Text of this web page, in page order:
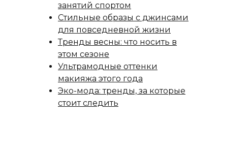
занятий спортом
Стильные образы с джинсами
для повседневной жизни
Тренды весны: что носить в
этом сезоне
Ультрамодные оттенки
макияжа этого года
Эко-мода: тренды, за которые
стоит следить